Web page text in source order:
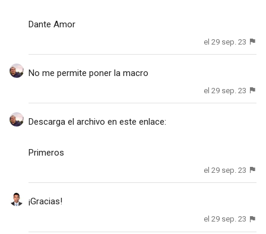
Dante Amor
el 29 sep. 23
No me permite poner la macro
el 29 sep. 23
Descarga el archivo en este enlace:
Primeros
el 29 sep. 23
¡Gracias!
el 29 sep. 23